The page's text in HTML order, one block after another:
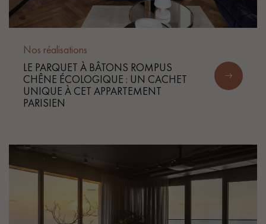
Obtenez un devis gratuit !
Nos réalisations
LE PARQUET À BÂTONS ROMPUS
CHÊNE ÉCOLOGIQUE : UN CACHET
UNIQUE À CET APPARTEMENT
PARISIEN